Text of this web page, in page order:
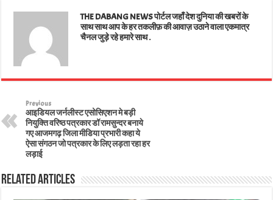
THE DABANG NEWS पोर्टल जहाँ देश दुनिया की खबरों के
साथ साथ आप के हर तकलीफ़ की आवाज़ उठाने वाला एकमात्र
चैनल जुड़े रहे हमारे साथ .
Previous
आइडियल जर्नलीस्ट एसोसिएशन मे बड़ी
नियुक्ति वरिष्ठ पत्रकार डॉ रामसुन्दर बनाये
गए आजमगढ़ जिला मीडिया प्रभारी कहा ये
ऐसा संगठन जो पत्रकार के लिए लड़ता रहा हर
लड़ाई
Related Articles